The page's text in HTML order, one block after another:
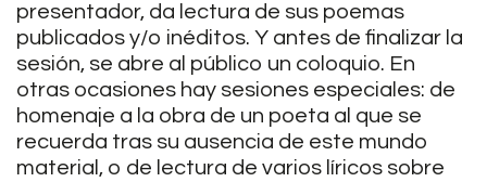
presentador, da lectura de sus poemas
publicados y/o inéditos. Y antes de finalizar la
sesión, se abre al público un coloquio. En
otras ocasiones hay sesiones especiales: de
homenaje a la obra de un poeta al que se
recuerda tras su ausencia de este mundo
material, o de lectura de varios líricos sobre